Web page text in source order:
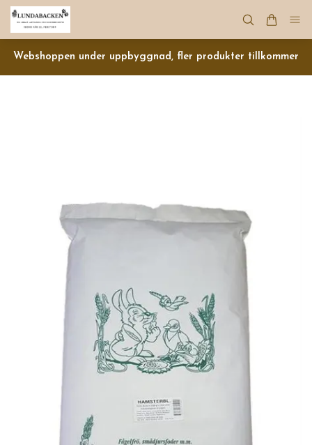
Webshoppen under uppbyggnad, fler produkter tillkommer